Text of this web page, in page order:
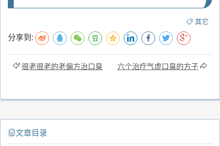
其它
分享到:
很老很老的老偏方治口臭 六个治疗气虚口臭的方子
文章目录